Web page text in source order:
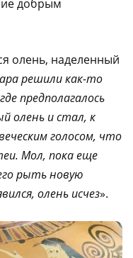
добрым
олень, наделенный
решили как-то
предполагалось
олень и стал, к
голосом, что
Мол, пока еще
рыть новую
олень исчез».